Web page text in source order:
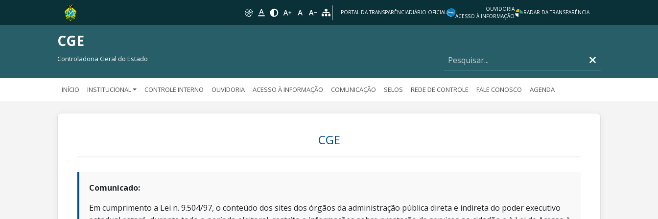
PORTAL DA TRANSPARÊNCIADIÁRIO OFICIAL
OUVIDORIA
ACESSO À INFORMAÇÃO
RADAR DA TRANSPARÊNCIA
CGE
Controladoria Geral do Estado
INÍCIO INSTITUCIONAL CONTROLE INTERNO OUVIDORIA ACESSO À INFORMAÇÃO COMUNICAÇÃO SELOS REDE DE CONTROLE FALE CONOSCO AGENDA
CGE
Comunicado:
Em cumprimento a Lei n. 9.504/97, o conteúdo dos sites dos órgãos da administração pública direta e indireta do poder executivo